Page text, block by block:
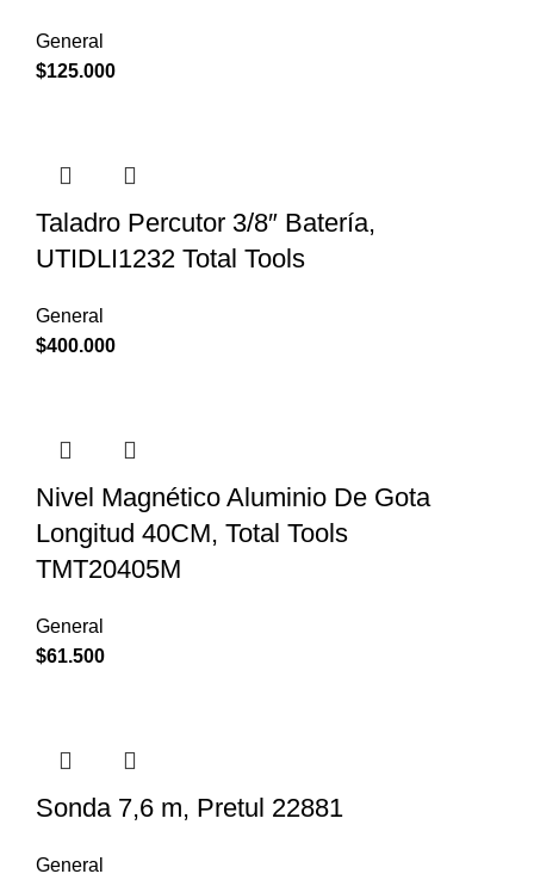
General
$125.000
Taladro Percutor 3/8″ Batería,
UTIDLI1232 Total Tools
General
$400.000
Nivel Magnético Aluminio De Gota
Longitud 40CM, Total Tools
TMT20405M
General
$61.500
Sonda 7,6 m, Pretul 22881
General